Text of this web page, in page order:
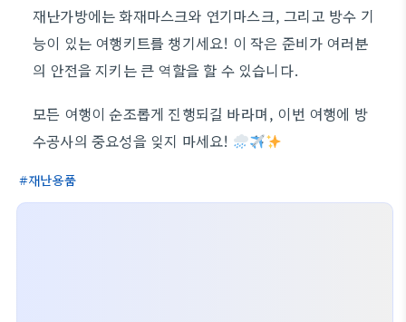
재난가방에는 화재마스크와 연기마스크, 그리고 방수 기
능이 있는 여행키트를 챙기세요! 이 작은 준비가 여러분
의 안전을 지키는 큰 역할을 할 수 있습니다.
모든 여행이 순조롭게 진행되길 바라며, 이번 여행에 방
수공사의 중요성을 잊지 마세요!
재난용품